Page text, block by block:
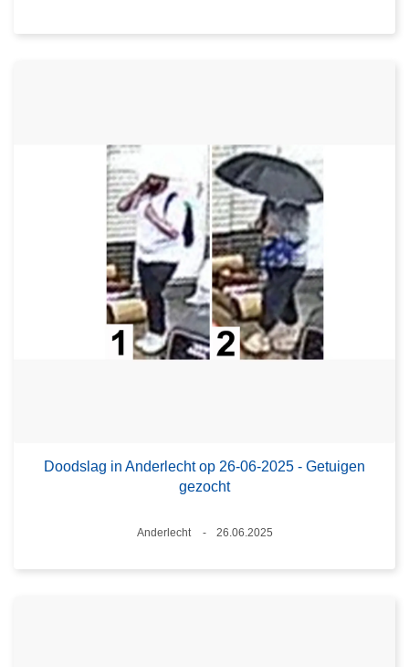
Doodslag in Anderlecht op 26-06-2025 - Getuigen
gezocht
Plaats
Anderlecht
26.06.2025